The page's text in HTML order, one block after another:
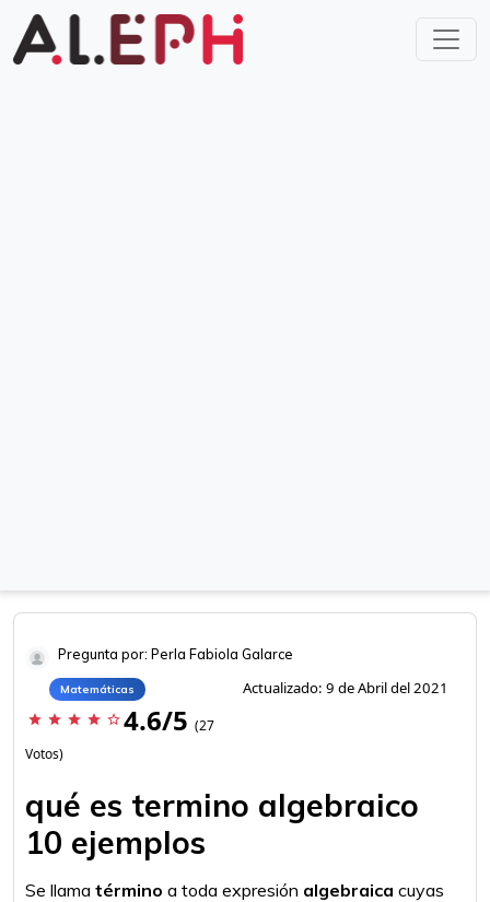
Pregunta por: Perla Fabiola Galarce
Matemáticas Actualizado: 9 de Abril del 2021
star star star star star_border 4.6/5 (27
Votos)
qué es termino algebraico
10 ejemplos
Se llama término a toda expresión algebraica cuyas